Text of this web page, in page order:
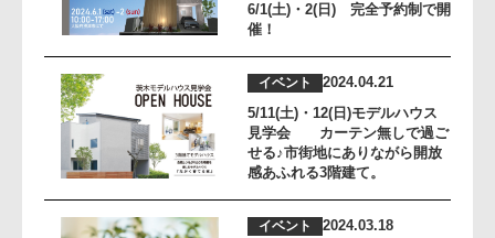
6/1(土)・2(日) 完全予約制で開
催！
イベント
2024.04.21
5/11(土)・12(日)モデルハウス
見学会 カーテン無しで過ご
せる♪市街地にありながら開放
感あふれる3階建て。
イベント
2024.03.18